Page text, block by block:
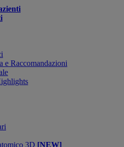
e Raccomandazioni
3D [NEW]